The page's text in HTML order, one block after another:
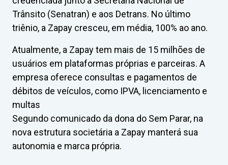
Trânsito (Senatran) e aos Detrans. No último
triênio, a Zapay cresceu, em média, 100% ao ano.
Atualmente, a Zapay tem mais de 15 milhões de
usuários em plataformas próprias e parceiras. A
empresa oferece consultas e pagamentos de
débitos de veículos, como IPVA, licenciamento e
multas
Segundo comunicado da dona do Sem Parar, na
nova estrutura societária a Zapay manterá sua
autonomia e marca própria.